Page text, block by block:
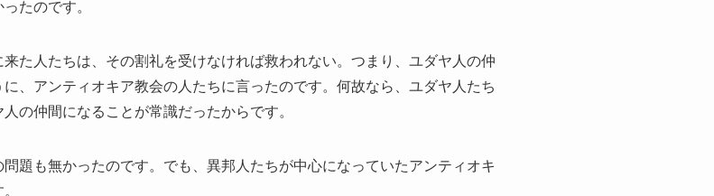
たのです。
た人たちは、その割礼を受けなければ救われない。つまり、ユダヤ人の仲
、アンティオキア教会の人たちに言ったのです。何故なら、ユダヤ人たち
の仲間になることが常識だったからです。
題も無かったのです。でも、異邦人たちが中心になっていたアンティオキ